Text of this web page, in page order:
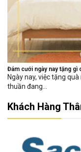
Đám cưới ngày nay tặng gì
Ngày nay, việc tặng
thuần đang...
Khách Hàng